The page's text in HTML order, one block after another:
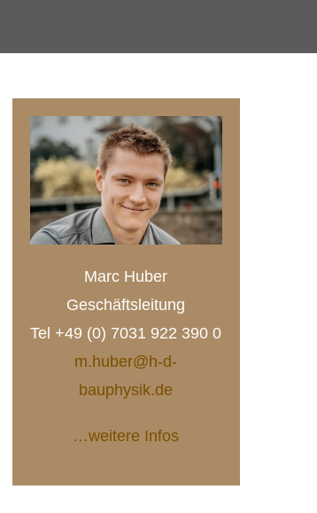
Marc Huber
Geschäftsleitung
Tel +49 (0) 7031 922 390 0
m.huber@h-d-
bauphysik.de
…weitere Infos